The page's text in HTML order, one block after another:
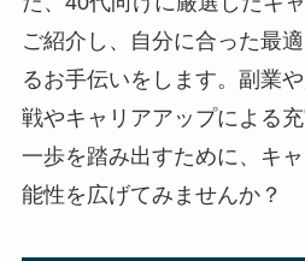
ご紹介し、自分に合った最
るお手伝いをします。副業
戦やキャリアアップによる
一歩を踏み出すために、キ
能性を広げてみませんか？